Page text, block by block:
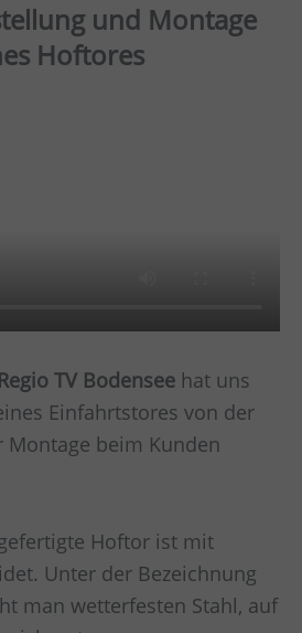
und Montage
Hoftores
TV Bodensee hat uns
Einfahrtstores von der
Montage beim Kunden
Hoftor ist mit
Unter der Bezeichnung
man wetterfesten Stahl, auf